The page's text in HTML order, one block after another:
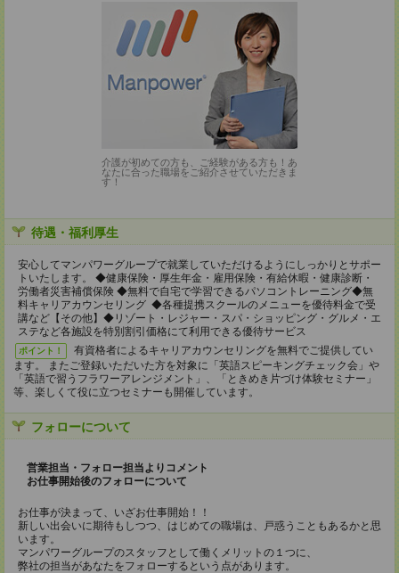
介護が初めての方も、ご経験がある方も！あ
なたに合った職場をご紹介させていただきま
す！
待遇・福利厚生
安心してマンパワーグループで就業していただけるようにしっかりとサポー
トいたします。 ◆健康保険・厚生年金・雇用保険・有給休暇・健康診断・
労働者災害補償保険 ◆無料で自宅で学習できるパソコントレーニング◆無
料キャリアカウンセリング ◆各種提携スクールのメニューを優待料金で受
講など【その他】◆リゾート・レジャー・スパ・ショッピング・グルメ・エ
ステなど各施設を特別割引価格にて利用できる優待サービス
ポイント！
有資格者によるキャリアカウンセリングを無料でご提供してい
ます。 またご登録いただいた方を対象に「英語スピーキングチェック会」や
「英語で習うフラワーアレンジメント」、「ときめき片づけ体験セミナー」
等、楽しくて役に立つセミナーも開催しています。
フォローについて
営業担当・フォロー担当よりコメント
お仕事開始後のフォローについて
お仕事が決まって、いざお仕事開始！！
新しい出会いに期待もしつつ、はじめての職場は、戸惑うこともあるかと思
います。
マンパワーグループのスタッフとして働くメリットの１つに、
弊社の担当があなたをフォローするという点があります。